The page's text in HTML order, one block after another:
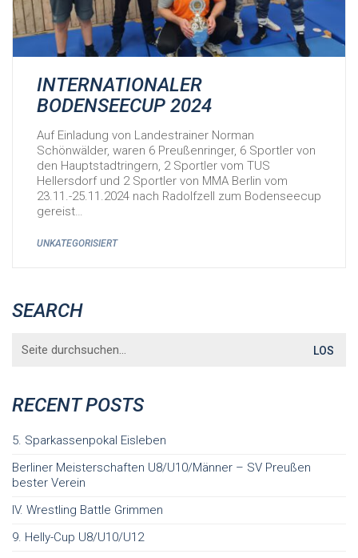
INTERNATIONALER
BODENSEECUP 2024
Auf Einladung von Landestrainer Norman
Schönwälder, waren 6 Preußenringer, 6 Sportler von
den Hauptstadtringern, 2 Sportler vom TUS
Hellersdorf und 2 Sportler von MMA Berlin vom
23.11.-25.11.2024 nach Radolfzell zum Bodenseecup
gereist…
UNKATEGORISIERT
SEARCH
for:
RECENT POSTS
5. Sparkassenpokal Eisleben
Berliner Meisterschaften U8/U10/Männer – SV Preußen
bester Verein
IV. Wrestling Battle Grimmen
9. Helly-Cup U8/U10/U12